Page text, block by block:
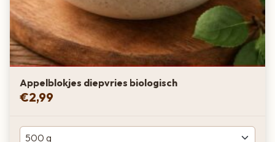
Appelblokjes diepvries biologisch
€2,99